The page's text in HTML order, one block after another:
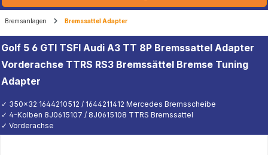
Bremsanlagen Bremssattel Adapter
Golf 5 6 GTI TSFI Audi A3 TT 8P Bremssattel Adapter
Vorderachse TTRS RS3 Bremssättel Bremse Tuning
Adapter
✓ 350x32 1644210512 / 1644211412 Mercedes Bremsscheibe
✓ 4-Kolben 8J0615107 / 8J0615108 TTRS Bremssattel
✓ Vorderachse